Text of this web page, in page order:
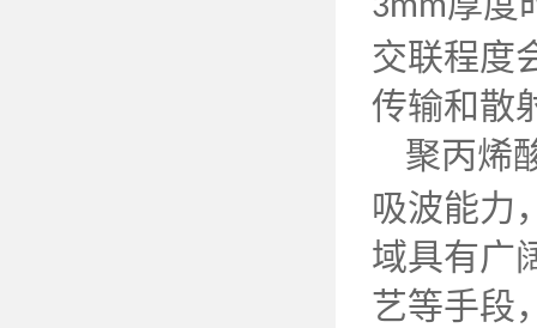
3mm
交联程度
传输和散
聚丙烯
吸波能力
域具有广
艺等手段